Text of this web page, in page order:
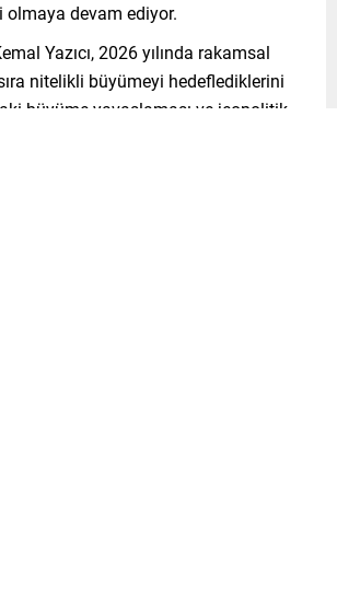
olmaya devam ediyor.
Yazıcı, 2026 yılında rakamsal
nitelikli büyümeyi hedeflediklerini
büyüme yavaşlaması ve jeopolitik